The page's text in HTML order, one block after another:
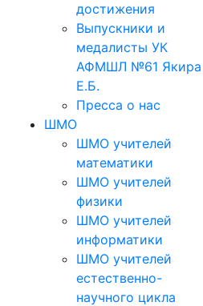
достижения
Выпускники и
медалисты УК
АФМШЛ №61 Якира
Е.Б.
Пресса о нас
ШМО
ШМО учителей
математики
ШМО учителей
физики
ШМО учителей
информатики
ШМО учителей
естественно-
научного цикла